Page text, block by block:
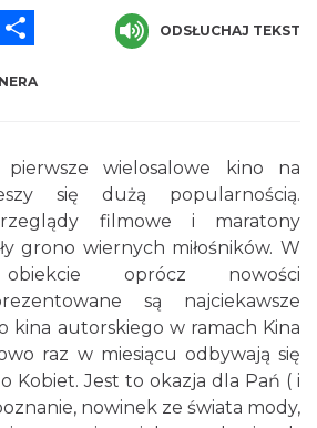
Messenger
ODSŁUCHAJ TEKST
wielosalowe kino na
się dużą popularnością.
filmowe i maratony
grono wiernych miłośników. W
obiekcie oprócz nowości
są najciekawsze
kina autorskiego w ramach Kina
raz w miesiącu odbywają się
Kobiet. Jest to okazja dla Pań ( i
nowinek ze świata mody,